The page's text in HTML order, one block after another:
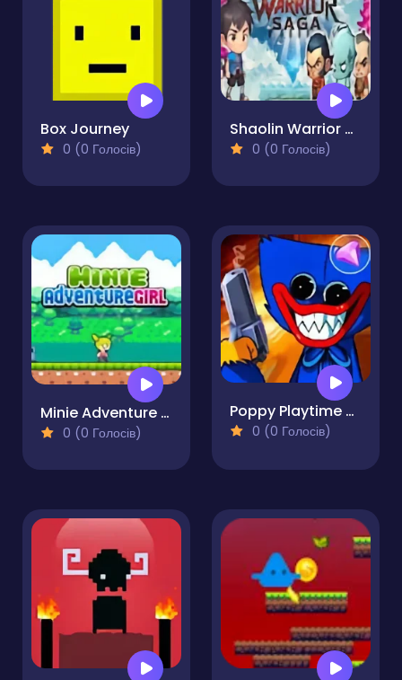
Box Journey
0 (0 Голосів)
Shaolin Warrior Saga
0 (0 Голосів)
Minie Adventure Girl
0 (0 Голосів)
Poppy Playtime Adventures
0 (0 Голосів)